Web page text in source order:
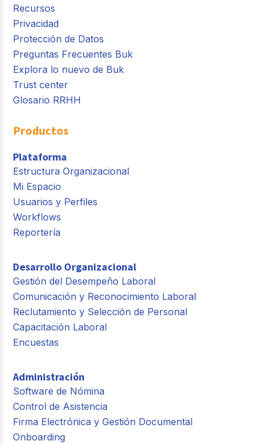
Recursos
Privacidad
Protección de Datos
Preguntas Frecuentes Buk
Explora lo nuevo de Buk
Trust center
Glosario RRHH
Productos
Plataforma
Estructura Organizacional
Mi Espacio
Usuarios y Perfiles
Workflows
Reportería
Desarrollo Organizacional
Gestión del Desempeño Laboral
Comunicación y Reconocimiento Laboral
Reclutamiento y Selección de Personal
Capacitación Laboral
Encuestas
Administración
Software de Nómina
Control de Asistencia
Firma Electrónica y Gestión Documental
Onboarding